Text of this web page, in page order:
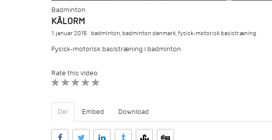
Badminton
KÅLORM
1. januar 2015 badminton,badminton danmark,fysisk-motorisk basistræning
Fysisk-motorisk basistræning i badminton
Rate this video
Del Embed Download